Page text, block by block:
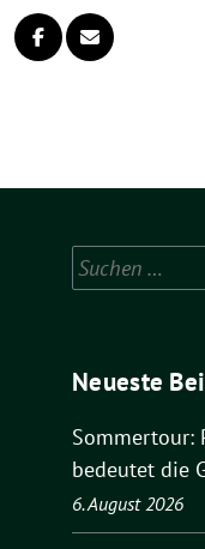
Suchen
nach:
Neueste
Sommertour:
bedeutet die
6. August 2026